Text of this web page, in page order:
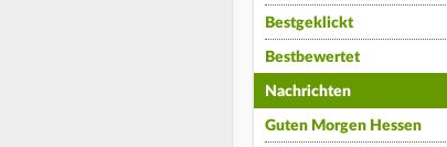
Bestgeklickt
Bestbewertet
Nachrichten
Guten Morgen Hessen